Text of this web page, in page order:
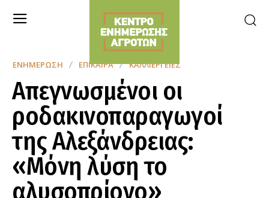
ΕΝΗΜΈΡΩΣΗ ΕΠΊΚΑΙΡΑ ΚΑΛΛΙΈΡΓΕΙΕΣ
Απεγνωσμένοι οι
ροδακινοπαραγωγοί
της Αλεξάνδρειας:
«Μόνη λύση το
αλυσοπρίονο»